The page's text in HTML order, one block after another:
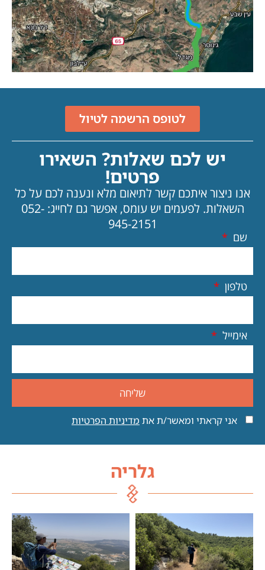
לטופס הרשמה לטיול
יש לכם שאלות? השאירו
פרטים!
אנו ניצור איתכם קשר לתיאום מלא ונענה לכם על כל
השאלות.
לפעמים יש עומס, אפשר גם לחייג: 052-
945-2151
שם
טלפון
אימייל
אני קראתי ומאשר/ת את מדיניות הפרטיות
שליחה
גלריה